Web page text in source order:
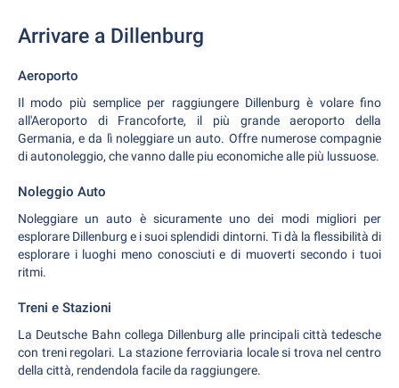
Arrivare a Dillenburg
Aeroporto
Il modo più semplice per raggiungere Dillenburg è volare fino
all'Aeroporto di Francoforte, il più grande aeroporto della
Germania, e da lì noleggiare un auto. Offre numerose compagnie
di autonoleggio, che vanno dalle piu economiche alle più lussuose.
Noleggio Auto
Noleggiare un auto è sicuramente uno dei modi migliori per
esplorare Dillenburg e i suoi splendidi dintorni. Ti dà la flessibilità di
esplorare i luoghi meno conosciuti e di muoverti secondo i tuoi
ritmi.
Treni e Stazioni
La Deutsche Bahn collega Dillenburg alle principali città tedesche
con treni regolari. La stazione ferroviaria locale si trova nel centro
della città, rendendola facile da raggiungere.